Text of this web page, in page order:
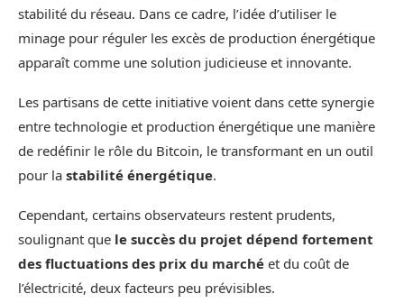
stabilité du réseau. Dans ce cadre, l’idée d’utiliser le
minage pour réguler les excès de production énergétique
apparaît comme une solution judicieuse et innovante.
Les partisans de cette initiative voient dans cette synergie
entre technologie et production énergétique une manière
de redéfinir le rôle du Bitcoin, le transformant en un outil
pour la stabilité énergétique.
Cependant, certains observateurs restent prudents,
soulignant que le succès du projet dépend fortement
des fluctuations des prix du marché et du coût de
l’électricité, deux facteurs peu prévisibles.